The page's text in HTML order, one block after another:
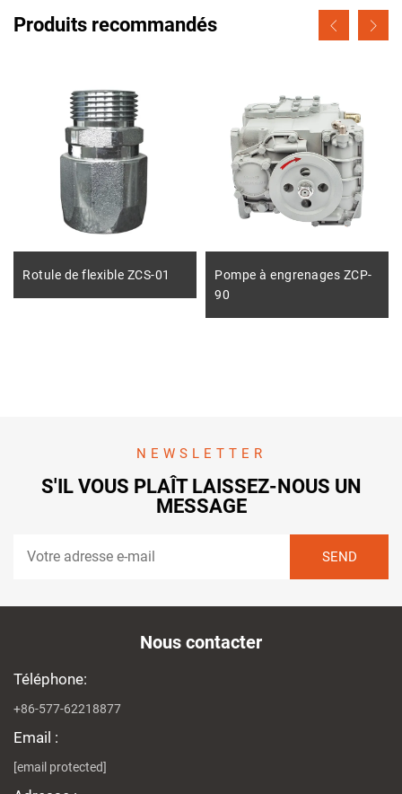
Produits recommandés
Rotule de flexible ZCS-01
Pompe à engrenages ZCP-
90
NEWSLETTER
S'IL VOUS PLAÎT LAISSEZ-NOUS UN
MESSAGE
Nous contacter
Téléphone:
+86-577-62218877
Email :
[email protected]